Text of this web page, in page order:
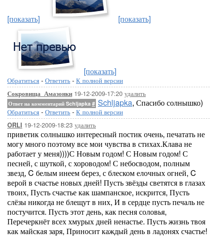
[показать] [показать]
[показать]
Обратиться - Ответить - К полной версии
Сокровища_Амазонки 19-12-2009-17:20 удалить
Ответ на комментарий Schljapka # Schljapka, Спасибо солнышко)
Обратиться - Ответить - К полной версии
ORLI 19-12-2009-18:23 удалить
приветик солнышко интересный постик очень, печатать не
могу много поэтому все мои чувства в стихах.Клава не
работает у меня))))С Новым годом! С Новым годом! С
песней, с шуткой, с хороводом! С небосводом, полным
звезд, C белым инеем берез, с блеском елочных огней, C
верой в счастье новых дней! Пусть звёзды светятся в глазах
твоих, Пусть счастье как шампанское, искрится, Пусть
слёзы никогда не блещут в них, И в сердце пусть печаль не
постучится. Пусть этот день, как песня соловья,
Перечеркнёт всех хмурых дней ненастье. Пусть жизнь твоя
как майская заря, Приносит каждый день в ладонях счастье!